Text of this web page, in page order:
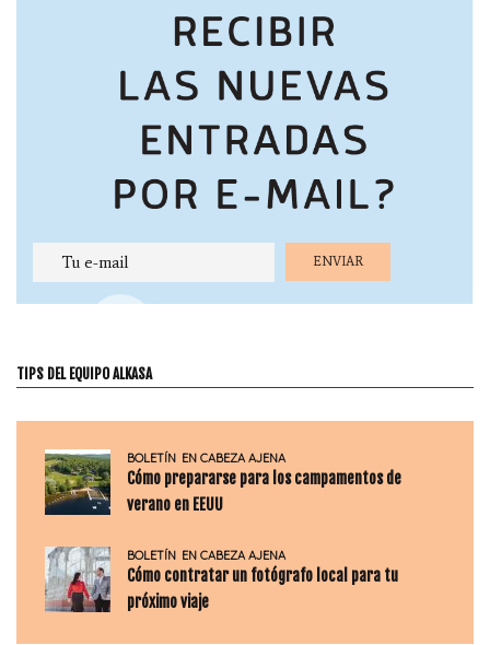
TIPS DEL EQUIPO ALKASA
BOLETÍN EN CABEZA AJENA
Cómo prepararse para los campamentos de
verano en EEUU
BOLETÍN EN CABEZA AJENA
Cómo contratar un fotógrafo local para tu
próximo viaje